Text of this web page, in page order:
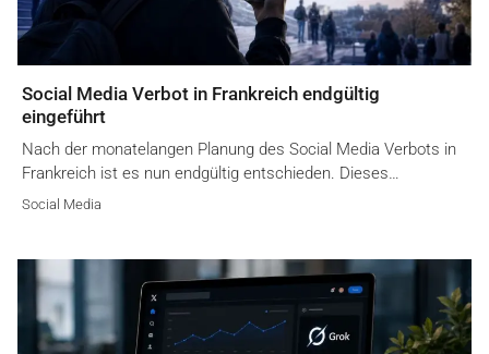
Social Media Verbot in Frankreich endgültig
eingeführt
Nach der monatelangen Planung des Social Media Verbots in
Frankreich ist es nun endgültig entschieden. Dieses…
Social Media